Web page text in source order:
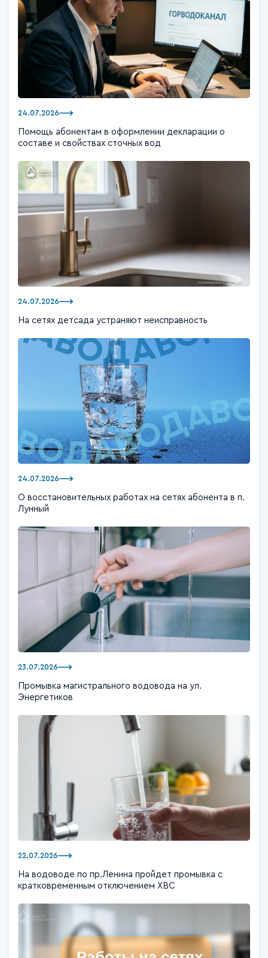
24.07.2026
Помощь абонентам в оформлении декларации о
составе и свойствах сточных вод
24.07.2026
На сетях детсада устраняют неисправность
24.07.2026
О восстановительных работах на сетях абонента в п.
Лунный
23.07.2026
Промывка магистрального водовода на ул.
Энергетиков
22.07.2026
На водоводе по пр.Ленина пройдет промывка с
кратковременным отключением ХВС